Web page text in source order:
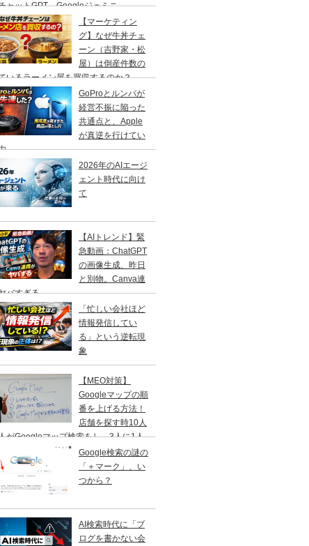
ャットGPT、Googleジェミニ
【マーケティン
グ】なぜ牛丼チェ
ーン（吉野家・松
屋）は倒産件数の
いるラーメン屋を買収するのか？
GoProとルンバが
経営不振に陥った
共通点と、Apple
が真逆を行けてい
2026年のAIエージ
ェント時代に向け
て
【AIトレンド】緊
急動画：ChatGPT
の画像生成、昨日
と別物。Canva連
バすぎる
「忙しい会社ほど
情報発信してい
る」という逆転現
象
【MEO対策】
Googleマップの順
番を上げる方法！
店舗を探す時10人
がGoogleマップ検索をし、3人に1人
以内に来店する事を知ってますか？
Google検索の謎の
「＋マーク」、い
つから？
AI検索時代に「ブ
ログを書かない会